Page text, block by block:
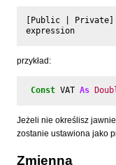
[Public | Private]
przykład:
Const VAT As
Jeżeli nie określisz
zostanie ustawiona jako
Zmienna